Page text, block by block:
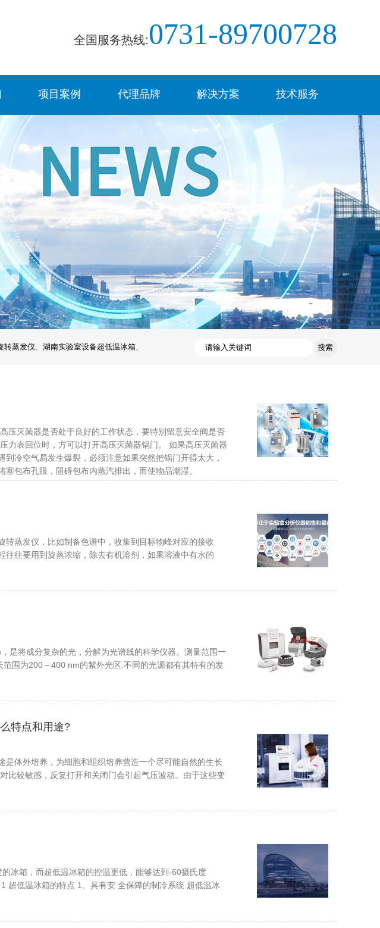
全国服务热线:0731-89700728
项目案例 代理品牌 解决方案 技术服务
转蒸发仪、 湖南实验室设备超低温冰箱、
压灭菌器是否处于良好的工作状态，要特别留意安全阀是否
力表回位时，方可以打开高压灭菌器锅门。 如果高压灭菌器
冷空气易发生爆裂，必须注意如果突然把锅门开得太大，
包布孔眼，阻碍包布内蒸汽排出，而使物品潮湿。
蒸发仪，比如制备色谱中，收集到目标物峰对应的接收
往要用到旋蒸浓缩，除去有机溶剂，如果溶液中有水的
是将成分复杂的光，分解为光谱线的科学仪器。测量范围一
围为200～400 nm的紫外光区.不同的光源都有其特有的发
特点和用途?
是体外培养，为细胞和组织培养营造一个尽可能自然的生长
比较敏感，反复打开和关闭门会引起气压波动。由于这些变
冰箱，而超低温冰箱的控温更低，能够达到-60摄氏度
超低温冰箱的特点 1、具有安 全保障的制冷系统 超低温冰